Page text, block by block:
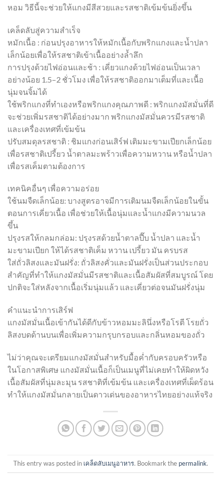
หอม วิธีนี้จะช่วยให้แกงมีสีสวยและรสชาติเข้มข้นยิ่งขึ้น
เคล็ดลับสู่ความสำเร็จ
หมักเนื้อ : ก่อนปรุงอาหารให้หมักเนื้อกับพริกแกงและน้ำปลา
เล็กน้อยเพื่อให้รสชาติเข้าเนื้ออย่างล้ำลึก
การปรุงด้วยไฟอ่อนและช้า : เคี่ยวแกงด้วยไฟอ่อนเป็นเวลา
อย่างน้อย 1.5–2 ชั่วโมง เพื่อให้รสชาติออกมาเต็มที่และเนื้อ
นุ่มจนจิ้มได้
ใช้พริกแกงที่ทำเองหรือพริกแกงคุณภาพดี : พริกแกงมัสมั่นที่ดี
จะช่วยเพิ่มรสชาติได้อย่างมาก พริกแกงมัสมั่นควรมีรสชาติ
และเครื่องเทศที่เข้มข้น
ปรับสมดุลรสชาติ : ชิมแกงก่อนเสิร์ฟ เติมมะขามเปียกเล็กน้อย
เพื่อรสชาติเปรี้ยว น้ำตาลมะพร้าวเพื่อความหวาน หรือน้ำปลา
เพื่อรสเค็มตามต้องการ
เทคนิคอื่นๆ เพื่อความอร่อย
ใช้นมจืดเล็กน้อย: บางสูตรอาจมีการเติมนมจืดเล็กน้อยในขั้น
ตอนการเคี่ยวเนื้อ เพื่อช่วยให้เนื้อนุ่มและน้ำแกงมีความนวล
ขึ้น
ปรุงรสให้กลมกล่อม: ปรุงรสด้วยน้ำตาลปี๊บ น้ำปลา และน้ำ
มะขามเปียก ให้ได้รสชาติเค็ม หวาน เปรี้ยว มัน ครบรส
ใส่ถั่วลิสงและมันฝรั่ง: ถั่วลิสงคั่วและมันฝรั่งเป็นส่วนประกอบ
สำคัญที่ทำให้แกงมัสมั่นมีรสชาติและเนื้อสัมผัสที่สมบูรณ์ โดย
ปกติจะใส่หลังจากเนื้อเริ่มนุ่มแล้ว และเคี่ยวต่อจนมันฝรั่งนุ่ม
คำแนะนำการเสิร์ฟ
แกงมัสมั่นเนื้อเข้ากันได้ดีกับข้าวหอมมะลินึ่งหรือโรตี โรยถั่ว
ลิสงบดด้านบนเพื่อเพิ่มความกรุบกรอบและกลิ่นหอมของถั่ว
ไม่ว่าคุณจะเตรียมแกงมัสมั่นสำหรับมื้อค่ำกับครอบครัวหรือ
ในโอกาสพิเศษ แกงมัสมั่นเนื้อก็เป็นเมนูที่ไม่เคยทำให้ผิดหวัง
เนื้อสัมผัสที่นุ่มละมุน รสชาติที่เข้มข้น และเครื่องเทศที่เผ็ดร้อน
ทำให้แกงมัสมั่นกลายเป็นดาวเด่นของอาหารไทยอย่างแท้จริง
This entry was posted in เคล็ดลับเมนูอาหาร. Bookmark the permalink.